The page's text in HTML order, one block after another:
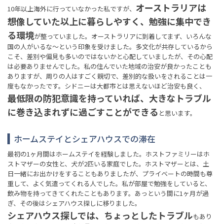
10年以上海外に行っていなかった私ですが、 オーストラリアは
想像していた以上に暮らしやすく、勉強に集中でき
る環境が整っていました。オーストラリアに到着してまず、いろんな
国の人がいるな〜という印象を受けました。多文化が共存しているから
こそ、差別や偏見も多いのではないかと心配していましたが、その心配
は必要ありませんでした。私の住んでいた地域の治安が良かったことも
ありますが、周りの人はすごく親切で、差別的な扱いをされることは一
度もなかったです。シドニーは大都市とは思えないほど治安も良く、
最低限の防犯意識を持っていれば、大きなトラブル
に巻き込まれずに過ごすことができる と思います。
ホームステイとシェアハウスでの滞在
最初の1ヶ月間はホームステイを経験しました。ホストファミリーはホ
ストマザーの女性と、犬が2匹いる家庭でした。ホストマザーとは、土
日一緒にお出かけをすることもありましたが、プライベートの時間も尊
重して、よく気遣ってくれる人でした。私が部屋で勉強をしていると、
飲み物を持ってきてくれたこともあります。あっという間に1ヶ月が過
ぎ、その後はシェアハウス探しに移りました。
シェアハウス探しでは、ちょっとしたトラブルもあり